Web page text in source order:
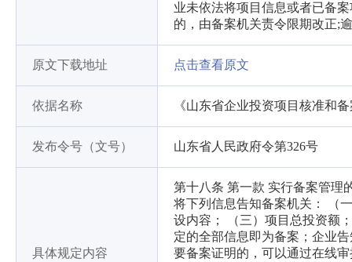
业未依法将项目信息或者已备
的，由备案机关责令限期改正;
原文下载地址 点击查看原文
依据名称 《山东省企业投资项目核准和
发布令号（文号） 山东省人民政府令第326号
具体规定内容
第十八条 第一款 实行备案管理
将下列信息告知备案机关： （
设内容； （三）项目总投资额
定的全部信息即为备案；企业
要备案证明的，可以通过在线